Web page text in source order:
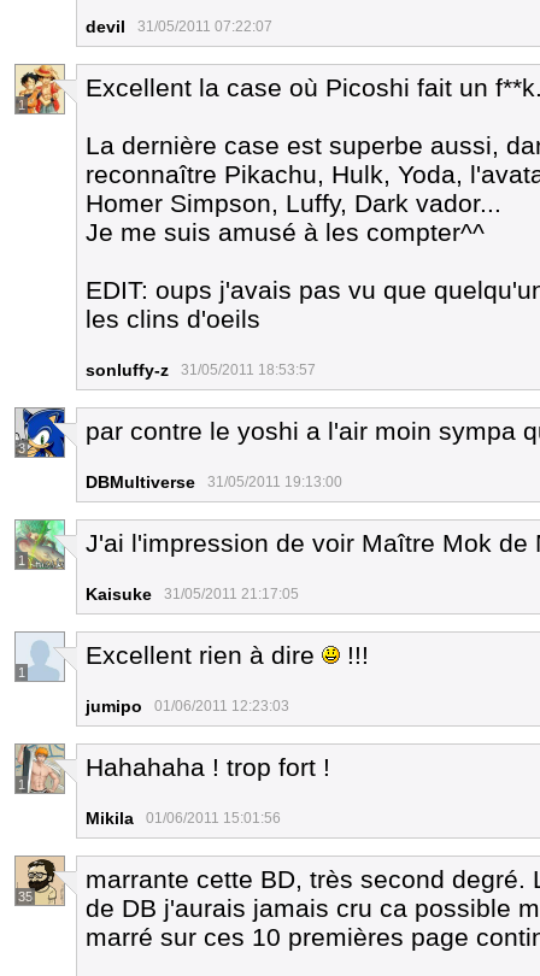
devil 31/05/2011 07:22:07
1
Excellent la case où Picoshi fait un
La dernière case est superbe aussi,
reconnaître Pikachu, Hulk, Yoda,
Homer Simpson, Luffy, Dark vador...
Je me suis amusé à les compter^^
EDIT: oups j'avais pas vu que
les clins d'oeils
sonluffy-z 31/05/2011 18:53:57
3
par contre le yoshi a l'air moin sympa
DBMultiverse 31/05/2011 19:13:00
1
J'ai l'impression de voir Maître Mok de
Kaisuke 31/05/2011 21:17:05
1
Excellent rien à dire !!!
jumipo 01/06/2011 12:23:03
1
Hahahaha ! trop fort !
Mikila 01/06/2011 15:01:56
35
marrante cette BD, très second
de DB j'aurais jamais cru ca possible
marré sur ces 10 premières page